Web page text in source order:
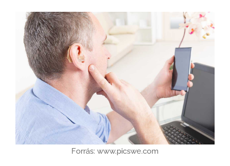
Forrás: www.picswe.com